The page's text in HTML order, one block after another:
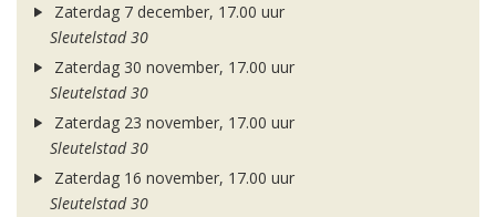
Zaterdag 7 december, 17.00 uur
Sleutelstad 30
Zaterdag 30 november, 17.00 uur
Sleutelstad 30
Zaterdag 23 november, 17.00 uur
Sleutelstad 30
Zaterdag 16 november, 17.00 uur
Sleutelstad 30